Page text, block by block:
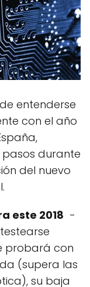
entenderse
con el año
durante
del nuevo
este 2018 -
probará con
(supera las
su baja